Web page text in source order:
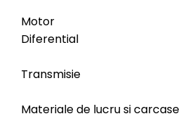
Motor
Diferential
Transmisie
Materiale de lucru si carcase